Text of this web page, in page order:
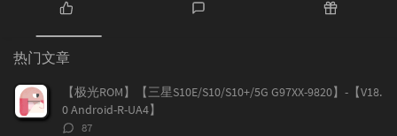
热
门
文
章
论
章
热门文章
【极光ROM】【三星S10E/S10/S10+/5G G97XX-9820】-【V18.
0 Android-R-UA4】
评
87